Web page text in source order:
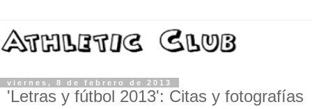
viernes, 8 de febrero de 2013
'Letras y fútbol 2013': Citas y fotografías